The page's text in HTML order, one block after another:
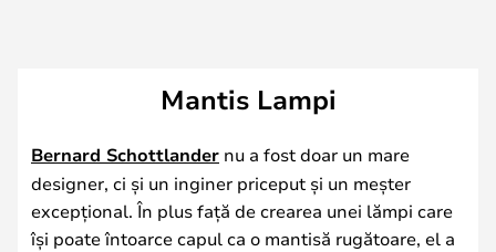
Mantis Lampi
Bernard Schottlander nu a fost doar un mare
designer, ci și un inginer priceput și un meșter
excepțional. În plus față de crearea unei lămpi care
își poate întoarce capul ca o mantisă rugătoare, el a